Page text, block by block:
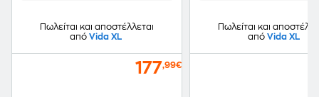
Πωλείται και αποστέλλεται
από Vida XL
177,99€
Πωλείται και
από Vida XL